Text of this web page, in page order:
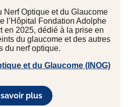
Nerf Optique et du Glaucome
l’Hôpital Fondation Adolphe
en 2025, dédié à la prise en
du glaucome et des autres
du nerf optique.
et du Glaucome (INOG)
plus